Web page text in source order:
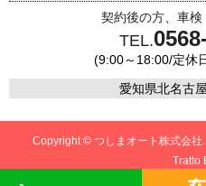
契約後の方、車
TEL.
(9:00～18:00/定休
愛知県北名古
Copyright © つしまオート株式会
Tratto